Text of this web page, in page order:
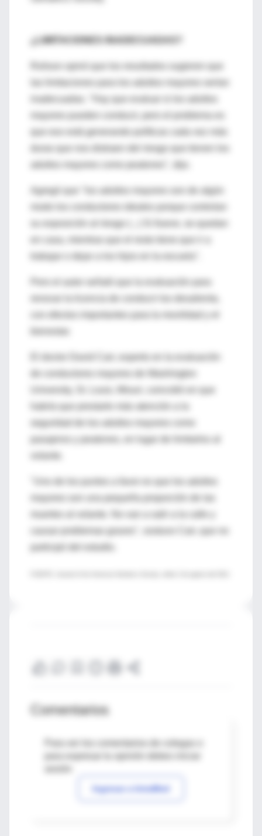
Rolison opinó que los resultados sugieren que
las limitaciones para los adultos mayores serían
mayores pueden conducir, pero el problema es
que eso está generando políticas cada vez más
duras que nos distraen del riesgo que tienen los
adultos mayores como peatones", dijo.
Agregó que "los adultos mayores son de algún
modo los conductores ideales porque controlan
su exposición al riesgo (...) Si llueve, se quedan
con efectos importantes para la movilidad y el
de conductores mayores de Washington
seguridad de los adultos mayores como
pasajeros y peatones, en lugar de limitarlos al
mayores son una pequeña proporción de las
Comentarios
Para ver los comentarios de colegas o
Ingresar a IntraMed